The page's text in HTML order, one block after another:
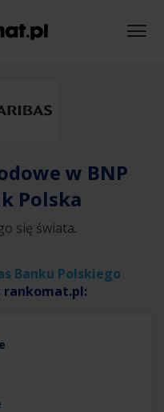
w BNP
Polska
się świata.
Banku Polskiego
rankomat.pl: